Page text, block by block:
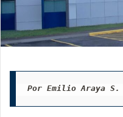
Por Emilio Araya S.